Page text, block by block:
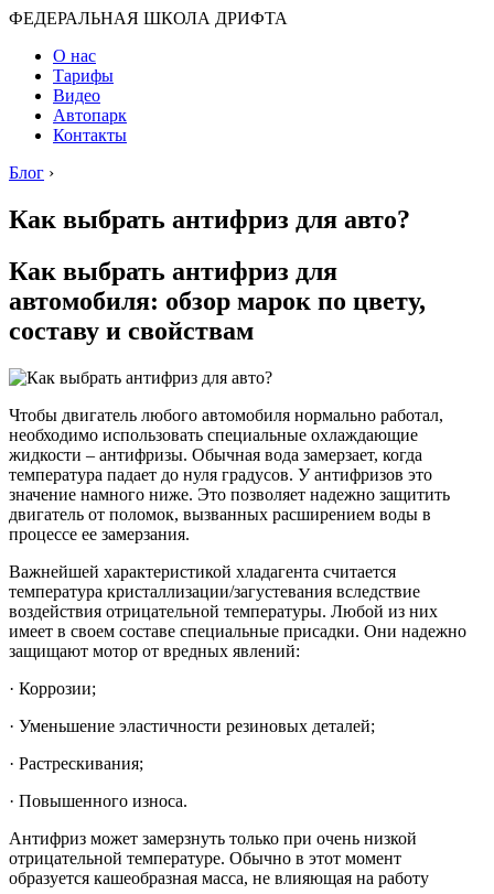
ФЕДЕРАЛЬНАЯ ШКОЛА ДРИФТА
О нас
Тарифы
Видео
Автопарк
Контакты
Блог ›
Как выбрать антифриз для авто?
Как выбрать антифриз для
автомобиля: обзор марок по цвету,
составу и свойствам
Чтобы двигатель любого автомобиля нормально работал,
необходимо использовать специальные охлаждающие
жидкости – антифризы. Обычная вода замерзает, когда
температура падает до нуля градусов. У антифризов это
значение намного ниже. Это позволяет надежно защитить
двигатель от поломок, вызванных расширением воды в
процессе ее замерзания.
Важнейшей характеристикой хладагента считается
температура кристаллизации/загустевания вследствие
воздействия отрицательной температуры. Любой из них
имеет в своем составе специальные присадки. Они надежно
защищают мотор от вредных явлений:
· Коррозии;
· Уменьшение эластичности резиновых деталей;
· Растрескивания;
· Повышенного износа.
Антифриз может замерзнуть только при очень низкой
отрицательной температуре. Обычно в этот момент
образуется кашеобразная масса, не влияющая на работу